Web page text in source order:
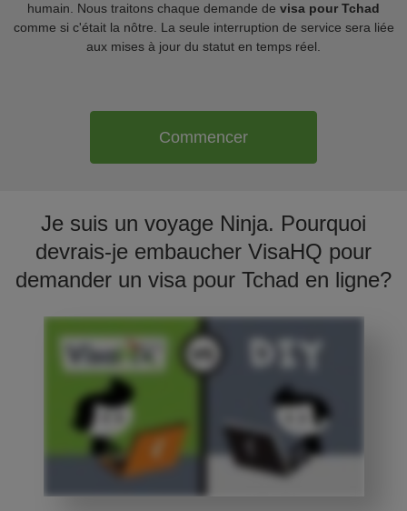
humain. Nous traitons chaque demande de visa pour Tchad
comme si c'était la nôtre. La seule interruption de service sera liée
aux mises à jour du statut en temps réel.
Commencer
Je suis un voyage Ninja. Pourquoi
devrais-je embaucher VisaHQ pour
demander un visa pour Tchad en ligne?